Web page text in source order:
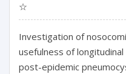
☆
Investigation of
usefulness of
post-epidemic